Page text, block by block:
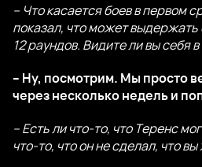
– Что касается боев в первом
показал, что может выдержать
12 раундов. Видите ли вы себя
– Ну, посмотрим. Мы просто
через несколько недель и
– Есть ли что-то, что Теренс
что-то, что он не сделал, что